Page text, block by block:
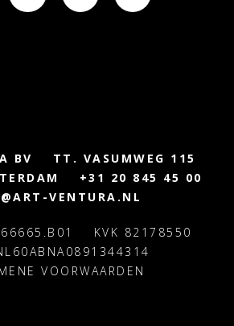
BV
TT. VASUMWEG 115
+31 20 845 45 00
VENTURA.NL
KVK 82178550
VOORWAARDEN